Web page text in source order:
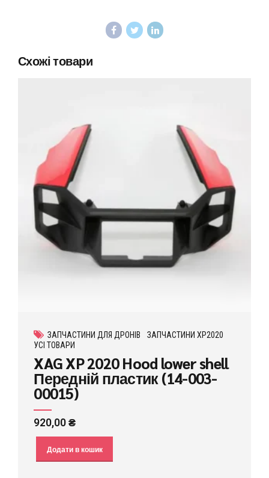
Схожі товари
ЗАПЧАСТИНИ ДЛЯ ДРОНІВ
ЗАПЧАСТИНИ XP2020
УСІ ТОВАРИ
XAG XP 2020 Hood lower shell
Передній пластик (14-003-
00015)
920,00₴
Додати в кошик